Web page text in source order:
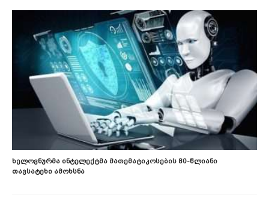
Ხელოვნურმა Ინტელექტმა Მათემატიკოსების 80-Წლიანი
Თავსატეხი Ამოხსნა